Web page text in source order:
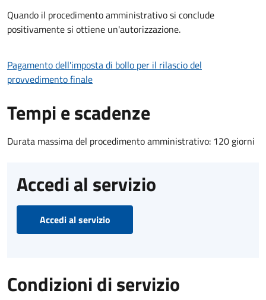
Quando il procedimento amministrativo si conclude
positivamente si ottiene un'autorizzazione.
Pagamento dell'imposta di bollo per il rilascio del
provvedimento finale
Tempi e scadenze
Durata massima del procedimento amministrativo: 120 giorni
Accedi al servizio
Accedi al servizio
Condizioni di servizio